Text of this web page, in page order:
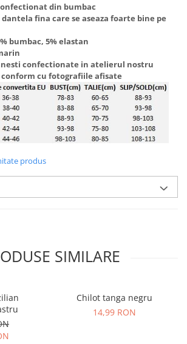
din bumbac
fina care se aseaza foarte bine pe
bumbac, 5% elastan
confectionate in atelierul nostru
conform cu fotografiile afisate
produs
SIMILARE
Chilot tanga negru
14,99 RON